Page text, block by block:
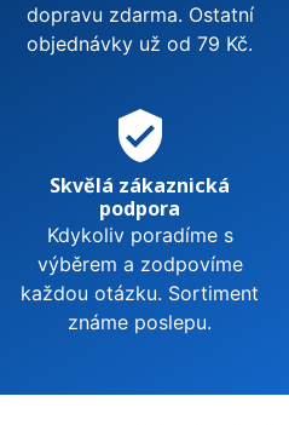
dopravu zdarma. Ostatní
objednávky už od 79 Kč.
verified_user
Skvělá zákaznická
podpora
Kdykoliv poradíme s
výběrem a zodpovíme
každou otázku. Sortiment
známe poslepu.